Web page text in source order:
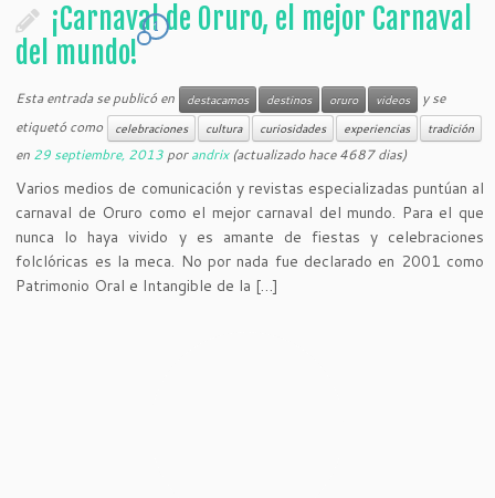
¡Carnaval de Oruro, el mejor Carnaval
del mundo!
1
Esta entrada se publicó en destacamos destinos oruro videos
y se
etiquetó como
celebraciones cultura curiosidades experiencias tradición
en 29 septiembre, 2013 porandrix(actualizado hace 4687 dias)
Varios medios de comunicación y revistas especializadas puntúan al
carnaval de Oruro como el mejor carnaval del mundo. Para el que
nunca lo haya vivido y es amante de fiestas y celebraciones
folclóricas es la meca. No por nada fue declarado en 2001 como
Patrimonio Oral e Intangible de la […]